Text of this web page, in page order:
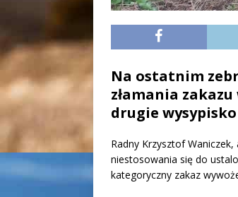
Na ostatnim
złamania
drugie
Radny Krzysztof
niestosowania się do
kategoryczny zakaz